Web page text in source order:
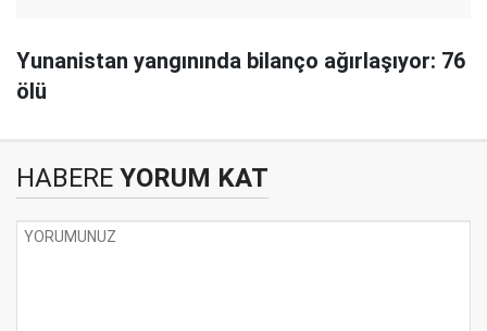
Yunanistan yangınında bilanço ağırlaşıyor: 76
ölü
HABERE YORUM KAT